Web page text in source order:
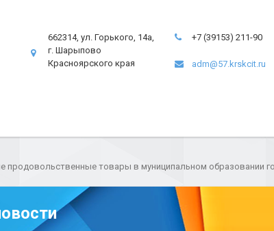
662314, ул. Горького, 14а,
г. Шарыпово
Красноярского края
+7 (39153) 211-90
adm@57.krskcit.ru
продовольственные товары в муниципальном образовании